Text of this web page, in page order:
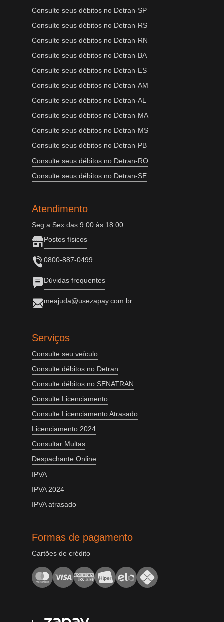
Consulte seus débitos no Detran-SP
Consulte seus débitos no Detran-RS
Consulte seus débitos no Detran-RN
Consulte seus débitos no Detran-BA
Consulte seus débitos no Detran-ES
Consulte seus débitos no Detran-AM
Consulte seus débitos no Detran-AL
Consulte seus débitos no Detran-MA
Consulte seus débitos no Detran-MS
Consulte seus débitos no Detran-PB
Consulte seus débitos no Detran-RO
Consulte seus débitos no Detran-SE
Atendimento
Seg a Sex das 9:00 às 18:00
Postos físicos
0800-887-0499
Dúvidas frequentes
meajuda@usezapay.com.br
Serviços
Consulte seu veículo
Consulte débitos no Detran
Consulte débitos no SENATRAN
Consulte Licenciamento
Consulte Licenciamento Atrasado
Licenciamento 2024
Consultar Multas
Despachante Online
IPVA
IPVA 2024
IPVA atrasado
Formas de pagamento
Cartões de crédito